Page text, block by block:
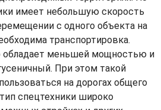
имеет небольшую скорость
с одного объекта на
транспортировка.
обладает меньшей мощностью и
При этом такой
на дорогах общего
спецтехники широко